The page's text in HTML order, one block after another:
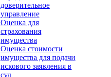
доверительное
управление
Оценка для
страхования
имущества
Оценка стоимости
имущества для подачи
искового заявления в
суд